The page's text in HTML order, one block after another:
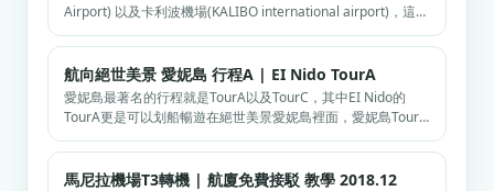
Airport) 以及卡利波機場(KALIBO international airport)，這兩
個機場有什麼分別呢？到達這兩個機場後又該如何前往長灘島
呢？肉比頭這次就用圖文的方式讓你快速了…
航向絕世美景 愛妮島 行程A | EI Nido TourA
愛妮島最著名的行程就是TourA以及TourC，其中EI Nido的
TourA更是可以划船暢遊在絕世美景愛妮島裡面，愛妮島Tour
A到底多美？值不值得去？跟著肉比頭透過影片以及圖片的方式
讓你快速了解愛妮島TourA到底值不值得參加?又該花多少錢？
影片…
馬尼拉機場T3轉機 | 航廈免費接駁 教學 2018.12